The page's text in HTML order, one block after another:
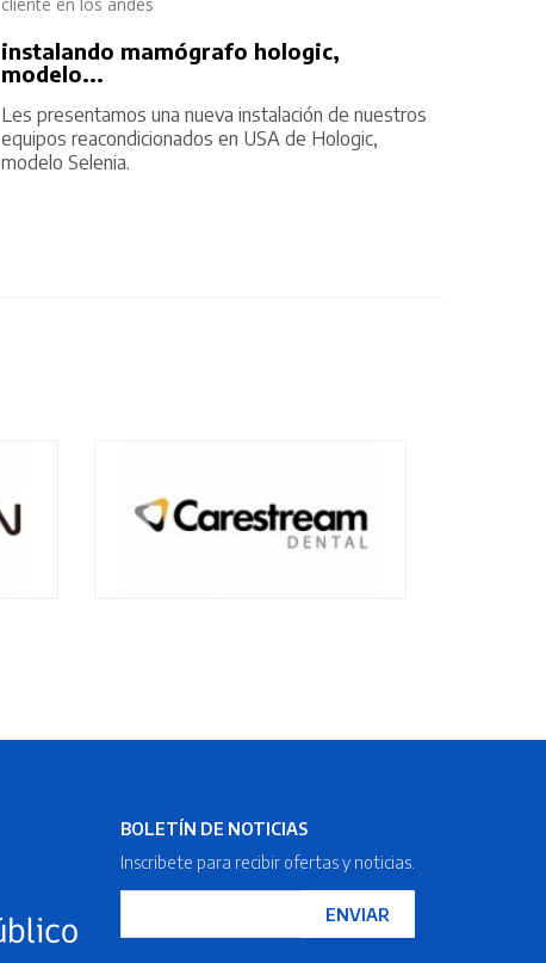
instalando mamógrafo hologic,
modelo...
Les presentamos una nueva instalación de nuestros
equipos reacondicionados en USA de Hologic,
modelo Selenia.
BOLETÍN DE NOTICIAS
Inscribete para recibir ofertas y noticias.
ENVIAR